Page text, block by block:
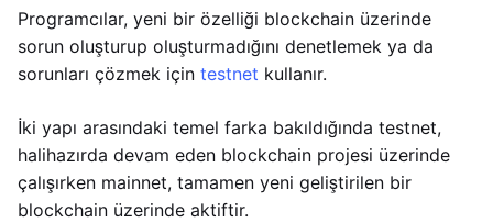
Programcılar, yeni bir özelliği blockchain üzerinde
sorun oluşturup oluşturmadığını denetlemek ya da
sorunları çözmek için testnet kullanır.
İki yapı arasındaki temel farka bakıldığında testnet,
halihazırda devam eden blockchain projesi üzerinde
çalışırken mainnet, tamamen yeni geliştirilen bir
blockchain üzerinde aktiftir.